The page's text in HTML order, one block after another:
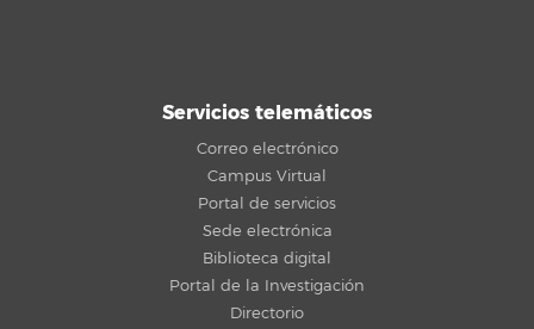
Servicios telemáticos
Correo electrónico
Campus Virtual
Portal de servicios
Sede electrónica
Biblioteca digital
Portal de la Investigación
Directorio